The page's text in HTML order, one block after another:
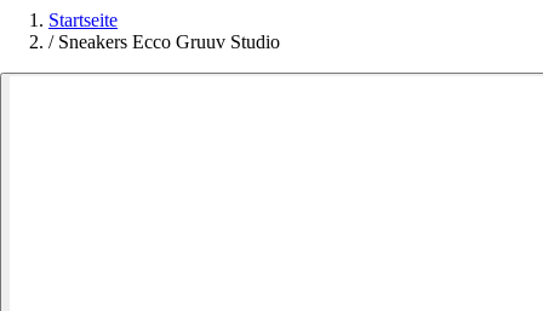
Startseite
/ Sneakers Ecco Gruuv Studio